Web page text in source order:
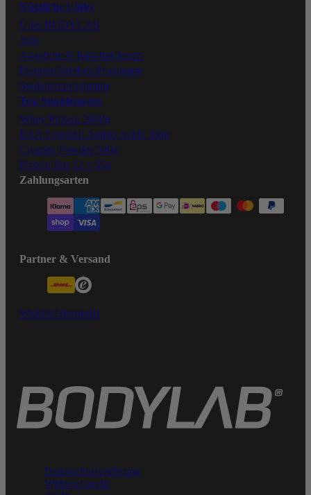
Nützliche Links
Über BODYLAB
Jobs
Angebote & Rabattaktionen
Freunde-Werben Programm
Studentenprogramm
Top Supplements
Whey Protein 2000g
EAA Essential Amino Acids 360g
Creatine Powder 500g
Protein Bar 12 x 65g
Zahlungsarten
Partner & Versand
Widerrufsformular
Datenschutzerklärung
Widerrufsrecht